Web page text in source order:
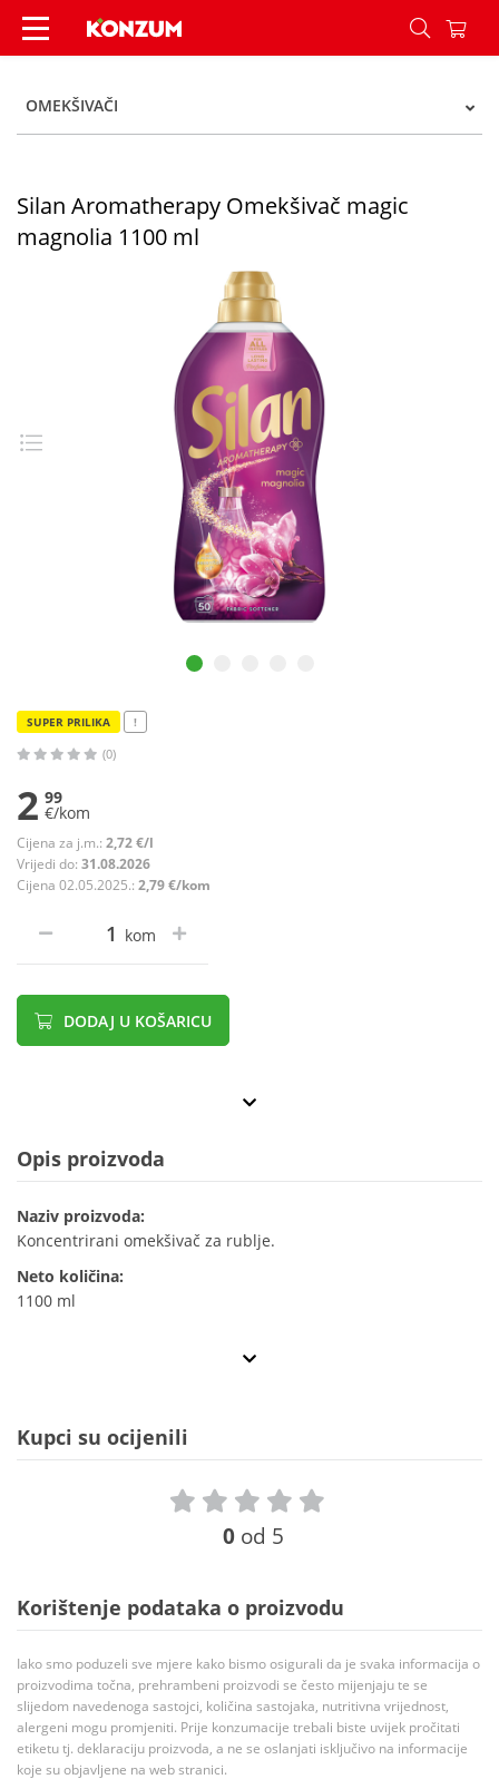
Silan Aromatherapy Omekšivač magic magnolia
OMEKŠIVAČI
Silan Aromatherapy Omekšivač magic
magnolia 1100 ml
SUPER PRILIKA !
(0)
2 99
€/kom
Cijena za j.m.: 2,72 €/l
Vrijedi do: 31.08.2026
Cijena 02.05.2025.: 2,79 €/kom
kom
DODAJ U KOŠARICU
Opis proizvoda
Naziv proizvoda:
Koncentrirani omekšivač za rublje.
Neto količina:
1100 ml
Kupci su ocijenili
0 od 5
Korištenje podataka o proizvodu
Iako smo poduzeli sve mjere kako bismo osigurali da je svaka informacija o
proizvodima točna, prehrambeni proizvodi se često mijenjaju te se
slijedom navedenoga sastojci, količina sastojaka, nutritivna vrijednost,
alergeni mogu promjeniti. Prije konzumacije trebali biste uvijek pročitati
etiketu tj. deklaraciju proizvoda, a ne se oslanjati isključivo na informacije
koje su objavljene na web stranici.